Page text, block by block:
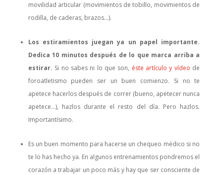
movilidad articular (movimientos de tobillo, movimientos de
rodilla, de caderas, brazos…).
Los estiramientos juegan ya un papel importante.
Dedica 10 minutos después de lo que marca arriba a
estirar. Si no sabes ni lo que son, éste artículo y vídeo de
foroatletismo pueden ser un buen comienzo. Si no te
apetece hacerlos después de correr (bueno, apetecer nunca
apetece…), hazlos durante el resto del día. Pero hazlos.
Importantísimo.
Es un buen momento para hacerse un chequeo médico si no
te lo has hecho ya. En algunos entrenamientos pondremos el
corazón a trabajar un poco más y hay que ser consciente de